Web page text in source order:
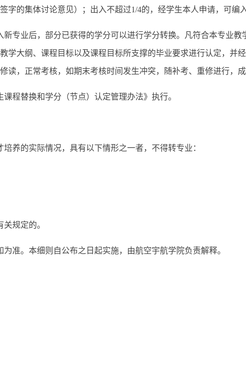
字的集体讨论意见）；出入不超过1/4的，经学生本人申请，可编
专业后，部分已获得的学分可以进行学分转换。凡符合本专业
学大纲、课程目标以及课程目标所支撑的毕业要求进行认定，并
读，正常考核，如期末考核时间发生冲突，随补考、重修进行，成
程替换和学分（节点）认定管理办法》执行。
养的实际情况，具有以下情形之一者，不得转专业：
规定的。
准。本细则自公布之日起实施，由航空宇航学院负责解释。